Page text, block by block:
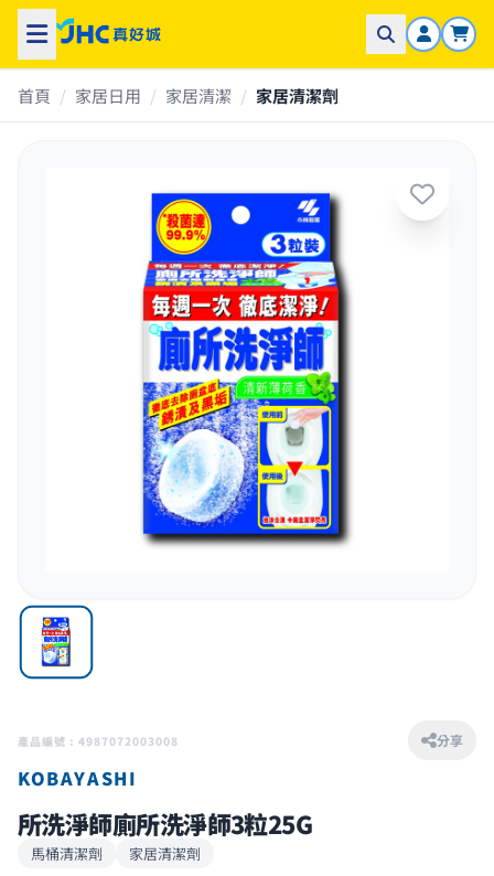
首頁 / 家居日用 / 家居清潔 / 家居清潔劑
產品編號 : 4987072003008 分享
KOBAYASHI
所洗淨師廁所洗淨師3粒25G
馬桶清潔劑 家居清潔劑